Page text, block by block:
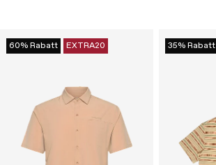
60% Rabatt EXTRA20 35% Rabatt